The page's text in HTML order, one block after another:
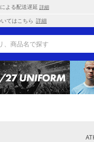
よる配送遅延 詳細
てはこちら 詳細